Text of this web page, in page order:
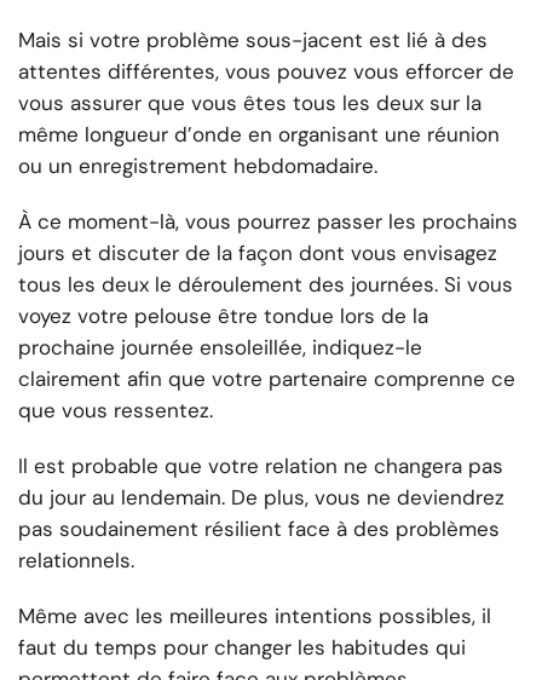
Mais si votre problème sous-jacent est lié à des
attentes différentes, vous pouvez vous efforcer de
vous assurer que vous êtes tous les deux sur la
même longueur d’onde en organisant une réunion
ou un enregistrement hebdomadaire.
À ce moment-là, vous pourrez passer les prochains
jours et discuter de la façon dont vous envisagez
tous les deux le déroulement des journées. Si vous
voyez votre pelouse être tondue lors de la
prochaine journée ensoleillée, indiquez-le
clairement afin que votre partenaire comprenne ce
que vous ressentez.
Il est probable que votre relation ne changera pas
du jour au lendemain. De plus, vous ne deviendrez
pas soudainement résilient face à des problèmes
relationnels.
Même avec les meilleures intentions possibles, il
faut du temps pour changer les habitudes qui